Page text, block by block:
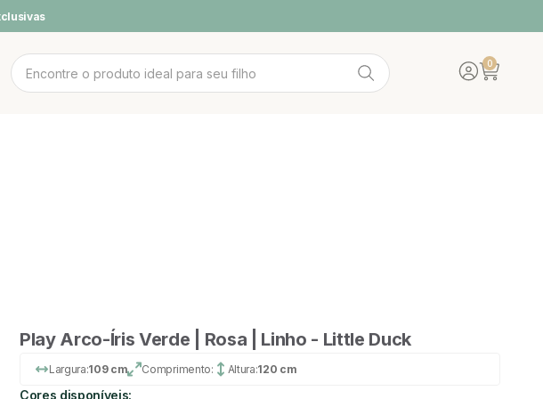
Translation
Abrir
0
Play Arco-Íris Verde | Rosa | Linho - Little Duck
Largura:109 cm Comprimento: Altura:120 cm
Cores disponíveis: